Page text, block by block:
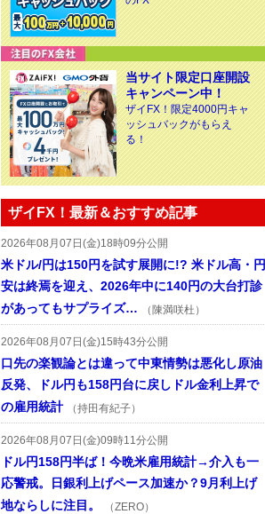
当サイト限定口座開設
キャンペーン中！
ザイFX！限定4000円キャ
ッシュバックがもらえ
る！
ザイFX！最新＆おすすめ記事
2026年08月07日(金)18時09分公開
米ドル/円は150円を試す展開に!? 米ドル高・円
安は終焉を迎え、2026年中に140円の大台打診
があってもサプライズ…
（陳満咲杜）
2026年08月07日(金)15時43分公開
口先の楽観論とは違って中東情勢は悪化し原油
反発、ドル円も158円台に戻しドル金利上昇で
の雇用統計
（持田有紀子）
2026年08月07日(金)09時11分公開
ドル円158円半ば！今晩米雇用統計→介入も一
応警戒。日銀利上げペース加速か？9月利上げ
地ならしに注目。
（ZERO）